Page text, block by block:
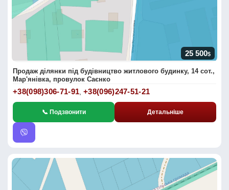
25 500$
Продаж ділянки під будівництво житлового будинку, 14 сот.,
Мар'янівка, провулок Саєнко
+38(098)306-71-91,+38(096)247-51-21
📞 Подзвонити Детальніше